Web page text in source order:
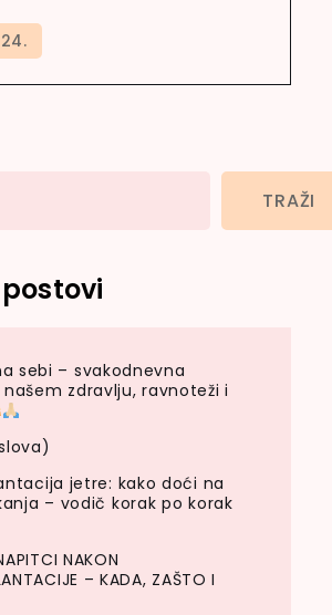
TRAŽI
sebi – svakodnevna
zdravlju, ravnoteži i
jetre: kako doći na
– vodič korak po korak
NAKON
– KADA, ZAŠTO I